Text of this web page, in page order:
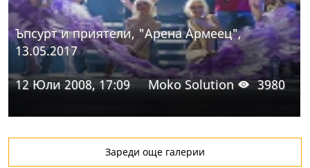
Ъпсурт и приятели, "Арена Армеец",
13.05.2017
12 Юли 2008, 17:09 Moko Solution 3980
Зареди още галерии